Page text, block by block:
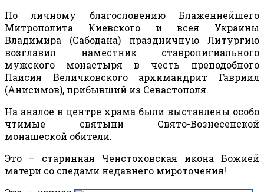
По личному благословению Блаженнейшего
Митрополита Киевского и всея Украины
Владимира (Сабодана) праздничную Литургию
возглавил наместник ставропигиального
мужского монастыря в честь преподобного
Паисия Величковского архимандрит Гавриил
(Анисимов), прибывший из Севастополя.
На аналое в центре храма были выставлены особо
чтимые святыни Свято-Вознесенской
монашеской обители.
Это – старинная Ченстоховская икона Божией
матери со следами недавнего мироточения!